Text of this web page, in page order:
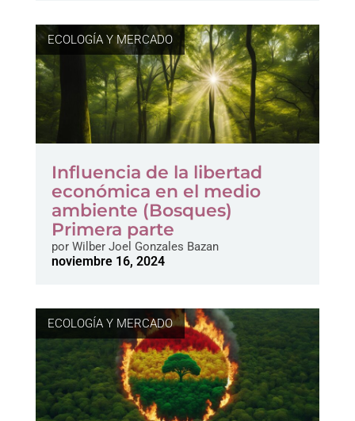
ECOLOGÍA Y MERCADO
Influencia de la libertad
económica en el medio
ambiente (Bosques)
Primera parte
porWilber Joel Gonzales Bazan
noviembre 16, 2024
ECOLOGÍA Y MERCADO